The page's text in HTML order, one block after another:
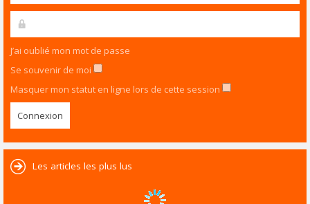
J’ai oublié mon mot de passe
Se souvenir de moi
Masquer mon statut en ligne lors de cette session
Les articles les plus lus